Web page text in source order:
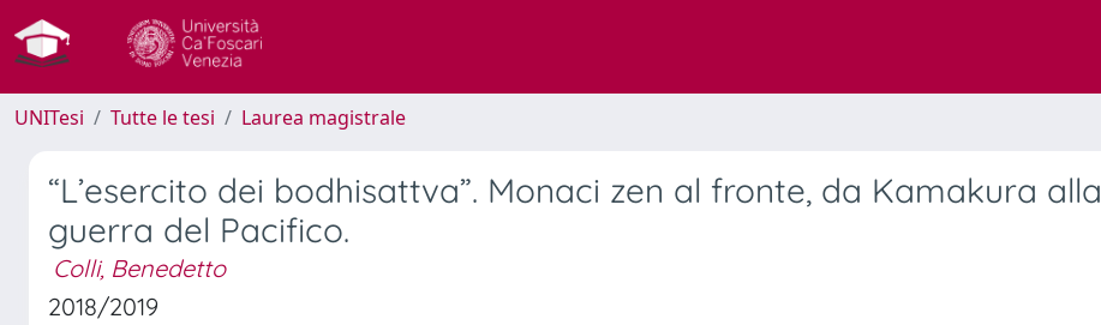
UNITesi Tutte le tesi Laurea magistrale
“L’esercito dei bodhisattva”. Monaci zen al fronte, da Kamakura alla
guerra del Pacifico.
Colli, Benedetto
2018/2019